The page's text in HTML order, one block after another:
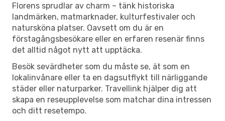
Florens sprudlar av charm – tänk historiska
landmärken, matmarknader, kulturfestivaler och
natursköna platser. Oavsett om du är en
förstagångsbesökare eller en erfaren resenär finns
det alltid något nytt att upptäcka.
Besök sevärdheter som du måste se, ät som en
lokalinvånare eller ta en dagsutflykt till närliggande
städer eller naturparker. Travellink hjälper dig att
skapa en reseupplevelse som matchar dina intressen
och ditt resetempo.